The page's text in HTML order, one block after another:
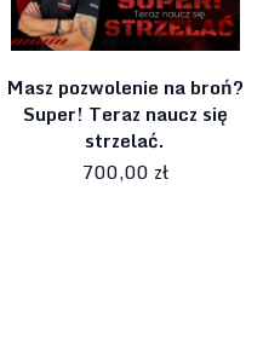
Masz pozwolenie na broń?
Super! Teraz naucz się
strzelać.
700,00 zł